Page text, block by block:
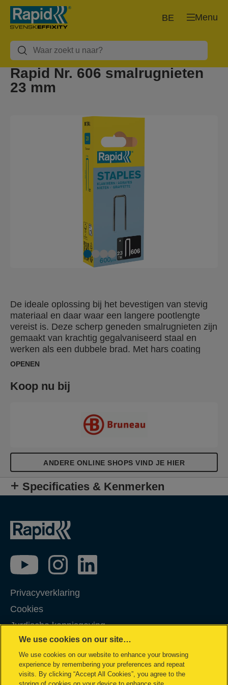
Menu
BE
Rapid Nr. 606 smalrugnieten
23 mm
De ideale oplossing bij het bevestigen van stevig
materiaal en daar waar een langere pootlengte
vereist is. Deze scherp geneden smalrugnieten zijn
gemaakt van krachtig gegalvaniseerd staal en
werken als een dubbele brad. Met hars coating
voor extra weerstand tegen verwijdering en
bevestigingen, vloeren, houten lambrisering,
wandplaten en frames.
OPENEN
Koop nu bij
ANDERE ONLINE SHOPS VIND JE HIER
Specificaties & Kenmerken
Privacyverklaring
Cookies
Jurdische kennisgeving
Imprint
Klantenservice
Garantievoorwaarden
We use cookies on our site…
We use cookies on our website to enhance your browsing
experience by remembering your preferences and repeat
visits. By clicking “Accept All Cookies”, you agree to the